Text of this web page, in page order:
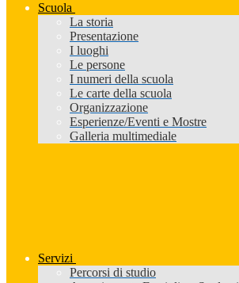
Scuola
La storia
Presentazione
I luoghi
Le persone
I numeri della scuola
Le carte della scuola
Organizzazione
Esperienze/Eventi e Mostre
Galleria multimediale
Servizi
Percorsi di studio